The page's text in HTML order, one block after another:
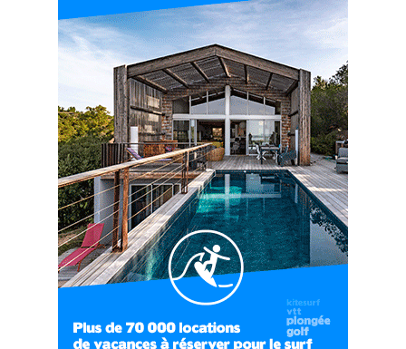
#EP7 VLOG : DE LA RAQUETTE EN PLEIN MILIEU
DU BEAUFORTAIN
04:09
#Ep8 VLOG : DÉCOUVERTE DU VERCORS ET DU
BASSIN GRENOBLOIS !
09:04
#Ep9 VLOG : UN SPORTIHOME CHEZ
SPORTIHOME !
07:21
#Ep10 VLOG : UN SEJOUR SPORTIF PROCHE DE
PARIS !
07:37
#Ep11 VLOG : SÉJOUR AU BORD DE LA SAÔNE
ET AU LAC D’AIGUEBELETTE
05:55
#Ep12 VLOG : ANNECY, ENTRE LAC ET
06:26